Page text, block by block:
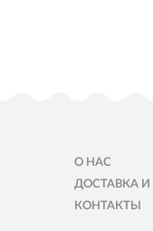
О НАС
ДОСТАВКА
КОНТАКТЫ